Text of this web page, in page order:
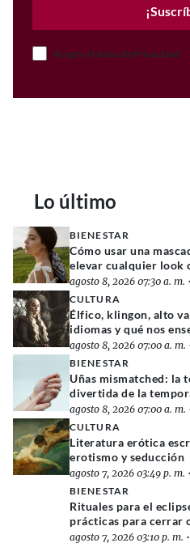
Acepto el Aviso de Privacidad
Lo último
BIENESTAR
Cómo usar una
elevar cualquier look
agosto 8, 2026 07:30 a. m. •
CULTURA
Élfico, klingon, alto
idiomas y qué nos
agosto 8, 2026 07:00 a. m.
BIENESTAR
Uñas mismatched: la
divertida de la
agosto 8, 2026 07:00 a. m.
CULTURA
Literatura erótica
erotismo y seducción
agosto 7, 2026 03:49 p. m. •
BIENESTAR
Rituales para el
prácticas para cerrar
agosto 7, 2026 03:10 p. m. •